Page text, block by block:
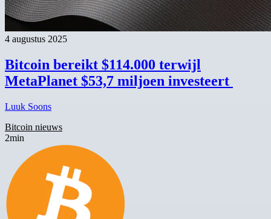
4 augustus 2025
Bitcoin bereikt $114.000 terwijl
MetaPlanet $53,7 miljoen investeert
Luuk Soons
Bitcoin nieuws
2min